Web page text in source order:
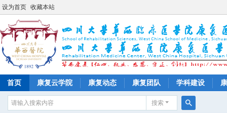
设为首页 收藏本站
首页 康复云学院 康复动态 康复团队 学科建设
搜索